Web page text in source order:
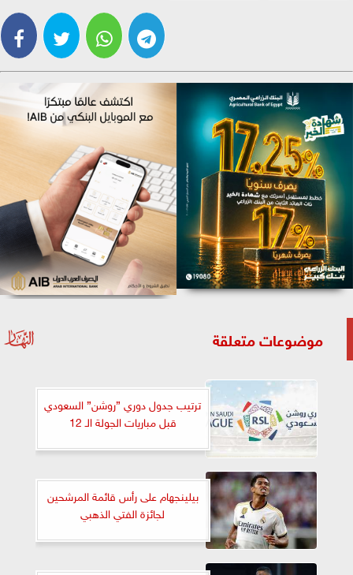
موضوعات متعلقة
ترتيب جدول دوري ”روشن” السعودي
قبل مباريات الجولة الـ 12
بيلينجهام على رأس قائمة المرشحين
لجائزة الفتي الذهبي